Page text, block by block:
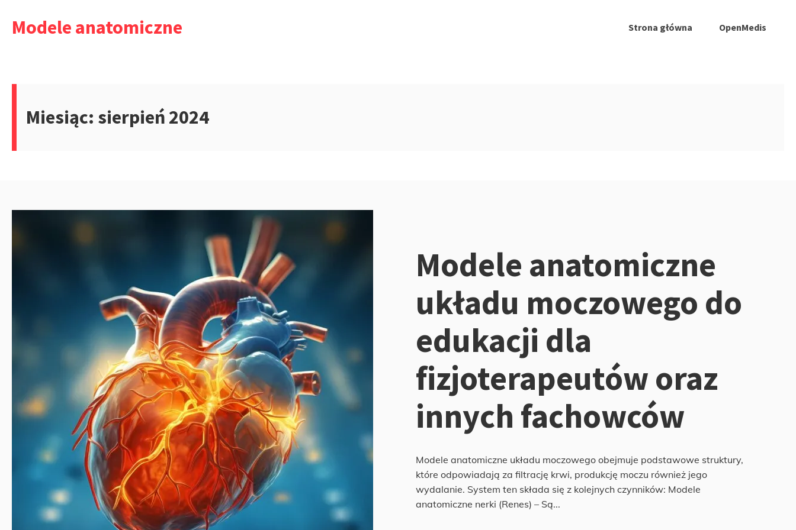
Modele anatomiczne Strona główna OpenMedis
Miesiąc: sierpień 2024
Modele anatomiczne
układu moczowego do
edukacji dla
fizjoterapeutów oraz
innych fachowców
Modele anatomiczne układu moczowego obejmuje podstawowe struktury,
które odpowiadają za filtrację krwi, produkcję moczu również jego
wydalanie. System ten składa się z kolejnych czynników: Modele
anatomiczne nerki (Renes) – Są...